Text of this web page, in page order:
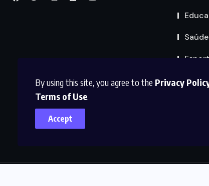
By using this site, you agree to the Privacy
Terms of Use.
Accept
Saúde